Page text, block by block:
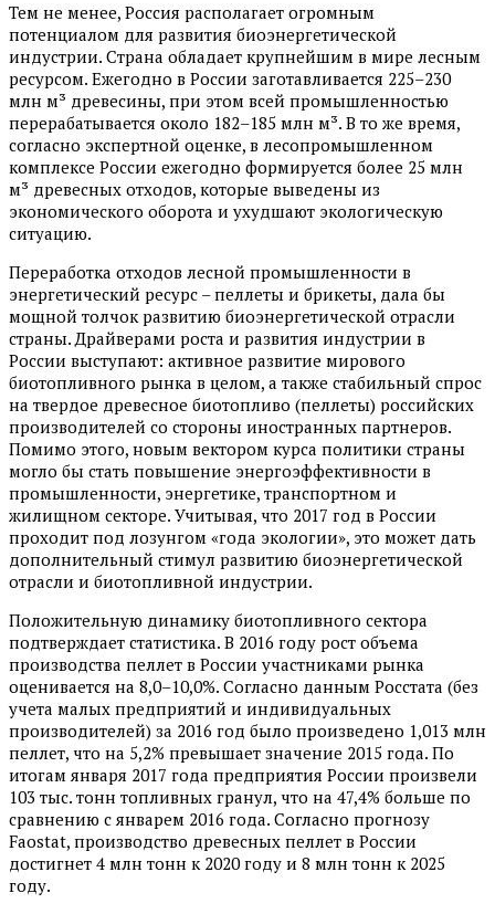
Тем не менее, Россия располагает огромным
потенциалом для развития биоэнергетической
индустрии. Страна обладает крупнейшим в мире лесным
ресурсом. Ежегодно в России заготавливается 225–230
млн м³ древесины, при этом всей промышленностью
перерабатывается около 182–185 млн м³. В то же время,
согласно экспертной оценке, в лесопромышленном
комплексе России ежегодно формируется более 25 млн
м³ древесных отходов, которые выведены из
экономического оборота и ухудшают экологическую
ситуацию.
Переработка отходов лесной промышленности в
энергетический ресурс – пеллеты и брикеты, дала бы
мощной толчок развитию биоэнергетической отрасли
страны. Драйверами роста и развития индустрии в
России выступают: активное развитие мирового
биотопливного рынка в целом, а также стабильный спрос
на твердое древесное биотопливо (пеллеты) российских
производителей со стороны иностранных партнеров.
Помимо этого, новым вектором курса политики страны
могло бы стать повышение энергоэффективности в
промышленности, энергетике, транспортном и
жилищном секторе. Учитывая, что 2017 год в России
проходит под лозунгом «года экологии», это может дать
дополнительный стимул развитию биоэнергетической
отрасли и биотопливной индустрии.
Положительную динамику биотопливного сектора
подтверждает статистика. В 2016 году рост объема
производства пеллет в России участниками рынка
оценивается на 8,0–10,0%. Согласно данным Росстата (без
учета малых предприятий и индивидуальных
производителей) за 2016 год было произведено 1,013 млн
пеллет, что на 5,2% превышает значение 2015 года. По
итогам января 2017 года предприятия России произвели
103 тыс. тонн топливных гранул, что на 47,4% больше по
сравнению с январем 2016 года. Согласно прогнозу
Faostat, производство древесных пеллет в России
достигнет 4 млн тонн к 2020 году и 8 млн тонн к 2025
году.